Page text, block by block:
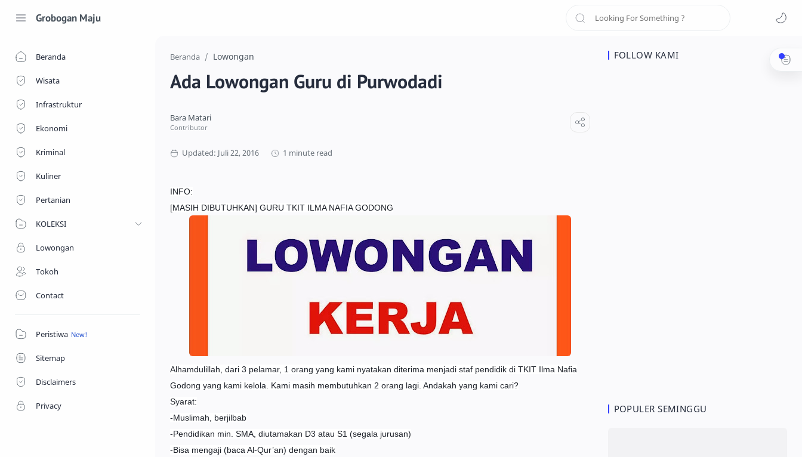
Grobogan Maju
Beranda
Wisata
Infrastruktur
Ekonomi
Kriminal
Kuliner
Pertanian
KOLEKSI
Lowongan
Tokoh
Contact
Peristiwa
Sitemap
Disclaimers
Privacy
Beranda Lowongan
Ada Lowongan Guru di Purwodadi
1 minute read
INFO:
[MASIH DIBUTUHKAN] GURU TKIT ILMA NAFIA GODONG
Alhamdulillah, dari 3 pelamar, 1 orang yang kami nyatakan diterima menjadi staf pendidik di TKIT Ilma Nafia
Godong yang kami kelola. Kami masih membutuhkan 2 orang lagi. Andakah yang kami cari?
Syarat:
-Muslimah, berjilbab
-Pendidikan min. SMA, diutamakan D3 atau S1 (segala jurusan)
-Bisa mengaji (baca Al-Qur’an) dengan baik
FOLLOW KAMI
POPULER SEMINGGU